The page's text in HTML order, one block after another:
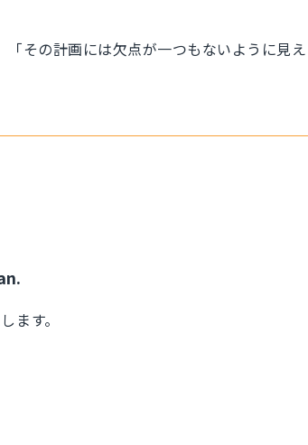
その計画には欠点が一つもないように見え
ます。